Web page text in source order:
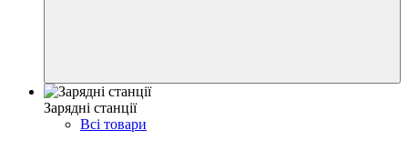
Зарядні станції
Всі товари